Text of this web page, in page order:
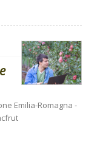
Emilia-Romagna -